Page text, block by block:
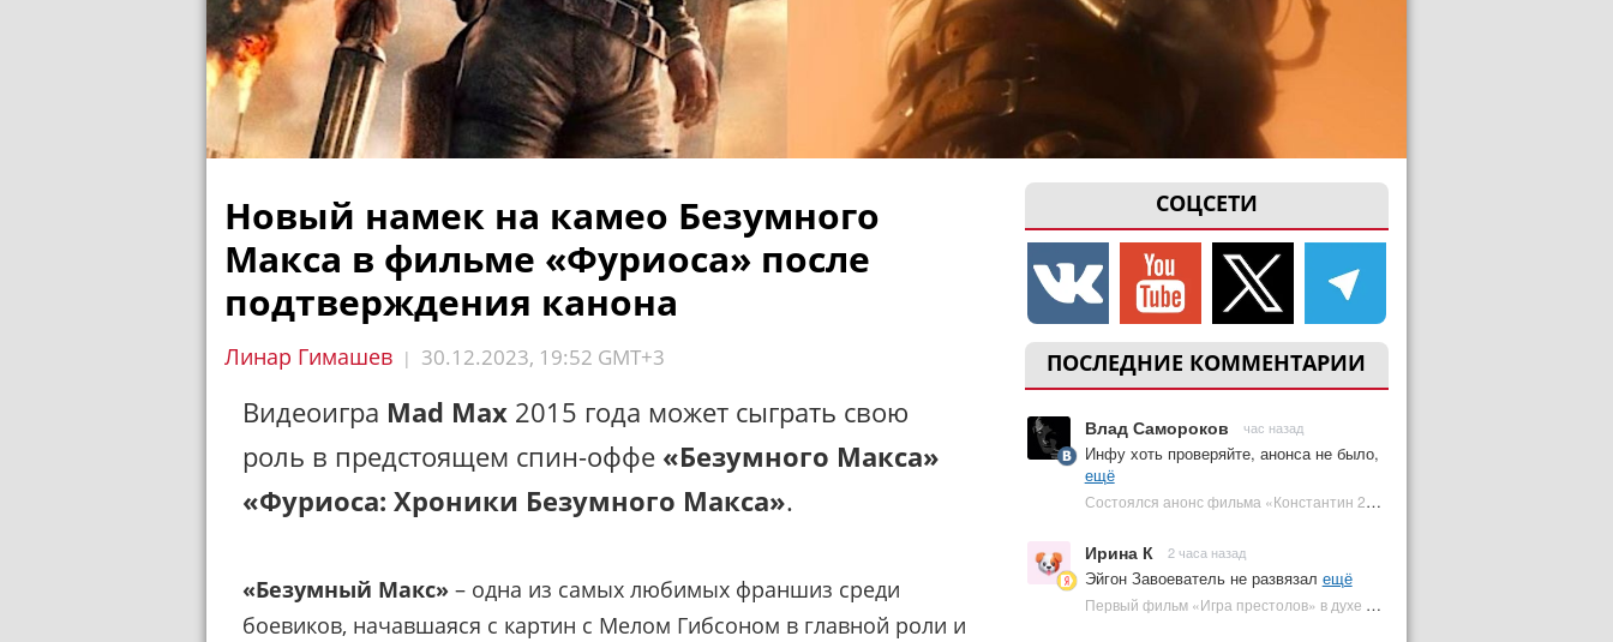
СОЦСЕТИ
ПОСЛЕДНИЕ КОММЕНТАРИИ
Влад Самороков час назад
Инфу хоть проверяйте, анонса не было,
ещё
Состоялся анонс фильма «Константин 2» с Киану Ривзом. Когда он выйдет? | Plugged In Ru
Ирина К 2 часа назад
Эйгон Завоеватель не развязал ещё
Первый фильм «Игра престолов» в духе «Дюны» посвящен важному Таргариену | Plugged In Ru
Новый намек на камео Безумного
Макса в фильме «Фуриоса» после
подтверждения канона
Линар Гимашев | 30.12.2023, 19:52 GMT+3
Видеоигра Mad Max 2015 года может сыграть свою
роль в предстоящем спин-оффе «Безумного Макса»
«Фуриоса: Хроники Безумного Макса».
«Безумный Макс» – одна из самых любимых франшиз среди
боевиков, начавшаяся с картин с Мелом Гибсоном в главной роли и